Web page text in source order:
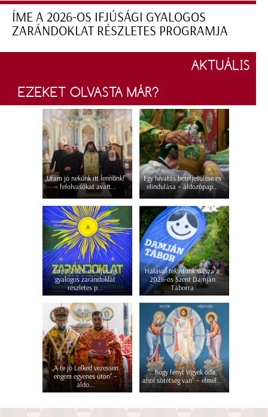
ÍME A 2026-OS IFJÚSÁGI GYALOGOS
ZARÁNDOKLAT RÉSZLETES PROGRAMJA
AKTUÁLIS
EZEKET OLVASTA MÁR?
„Uram jó nekünk itt lennünk!”
– felolvasókat avatt...
Egy hivatás beteljesülése és
elindulása – áldozópap...
Íme a 2026-os ifjúsági
gyalogos zarándoklat
részletes p...
Hálával tekintünk vissza a
2026-os Szent Damján
Táborra
„A te jó Lelked vezessen
engem egyenes úton” –
áldo...
"...hogy fényt vigyek oda,
ahol sötétség van" – elmél...